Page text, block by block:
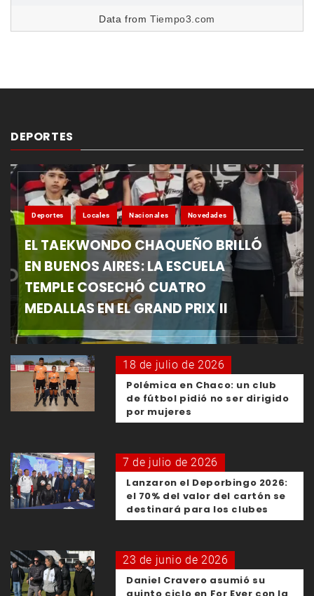
Data fromTiempo3.com
DEPORTES
Deportes Locales Nacionales Novedades
EL TAEKWONDO CHAQUEÑO BRILLÓ
EN BUENOS AIRES: LA ESCUELA
TEMPLE COSECHÓ CUATRO
MEDALLAS EN EL GRAND PRIX II
18 de julio de 2026
Polémica en Chaco: un club
de fútbol pidió no ser dirigido
por mujeres
7 de julio de 2026
Lanzaron el Deporbingo 2026:
el 70% del valor del cartón se
destinará para los clubes
23 de junio de 2026
Daniel Cravero asumió su